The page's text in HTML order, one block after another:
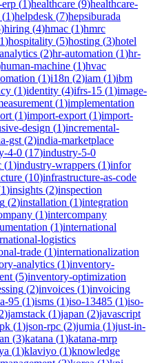
erp (1)healthcare (9)healthcare-
(1)helpdesk (7)hepsiburada
)hiring (4)hmac (1)hmrc
1)hospitality (5)hosting (3)hotel
(2)hr-automation (1)hr-
human-machine (1)hvac
(1)i18n (2)iam (1)ibm
(1)identity (4)ifrs-15 (1)image-
(1)implementation
(1)import-export (1)import-
design (1)incremental-
gst (2)india-marketplace
4-0 (17)industry-5-0
(1)industry-wrappers (1)infor
(10)infrastructure-as-code
1)insights (2)inspection
(2)installation (1)integration
(1)intercompany
(1)international
logistics
trade (1)internationalization
analytics (1)inventory-
(5)inventory-optimization
(2)invoices (1)invoicing
95 (1)isms (1)iso-13485 (1)iso-
2)jamstack (1)japan (2)javascript
(1)json-rpc (2)jumia (1)just-in-
(3)katana (1)katana-mrp
(1)klaviyo (1)knowledge